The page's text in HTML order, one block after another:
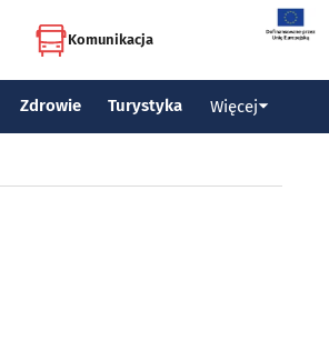
Komunikacja
Zdrowie Turystyka Więcej